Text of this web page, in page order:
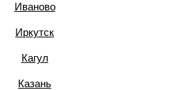
Иваново
Иркутск
Кагул
Казань